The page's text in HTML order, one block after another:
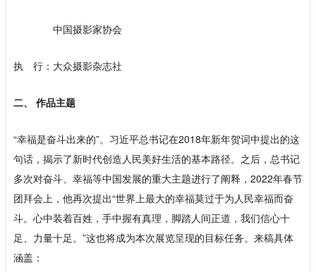
中国摄影家协会
执 行：大众摄影杂志社
二、 作品主题
“幸福是奋斗出来的”。习近平总书记在2018年新年贺词中提出的这
句话，揭示了新时代创造人民美好生活的基本路径。之后，总书记
多次对奋斗、幸福等中国发展的重大主题进行了阐释，2022年春节
团拜会上，他再次提出“世界上最大的幸福莫过于为人民幸福而奋
斗。心中装着百姓，手中握有真理，脚踏人间正道，我们信心十
足、力量十足。”这也将成为本次展览呈现的目标任务。来稿具体
涵盖：